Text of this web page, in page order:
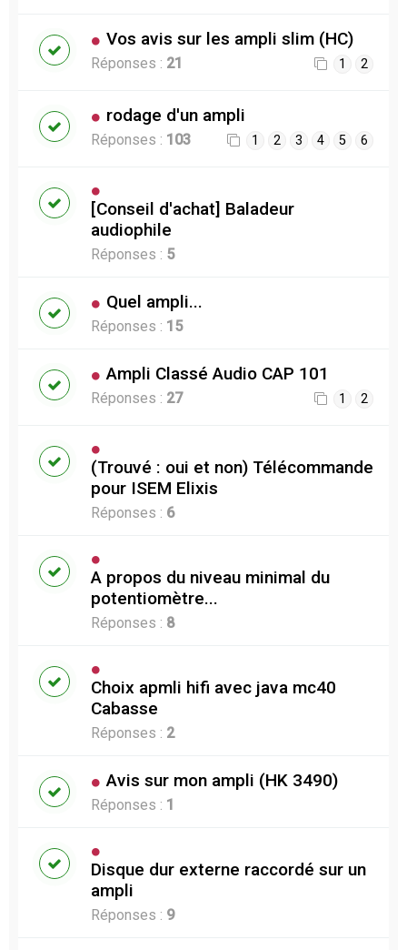
Vos avis sur les ampli slim (HC)
Réponses : 21 1 2
rodage d'un ampli
Réponses : 103 1 2 3 4 5 6
[Conseil d'achat] Baladeur
audiophile
Réponses : 5
Quel ampli...
Réponses : 15
Ampli Classé Audio CAP 101
Réponses : 27 1 2
(Trouvé : oui et non) Télécommande
pour ISEM Elixis
Réponses : 6
A propos du niveau minimal du
potentiomètre...
Réponses : 8
Choix apmli hifi avec java mc40
Cabasse
Réponses : 2
Avis sur mon ampli (HK 3490)
Réponses : 1
Disque dur externe raccordé sur un
ampli
Réponses : 9